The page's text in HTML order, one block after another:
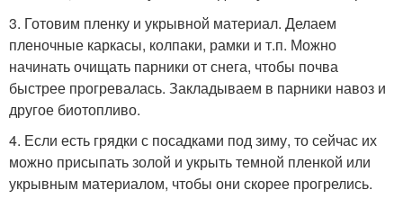
3. Готовим пленку и укрывной материал. Делаем
пленочные каркасы, колпаки, рамки и т.п. Можно
начинать очищать парники от снега, чтобы почва
быстрее прогревалась. Закладываем в парники навоз и
другое биотопливо.
4. Если есть грядки с посадками под зиму, то сейчас их
можно присыпать золой и укрыть темной пленкой или
укрывным материалом, чтобы они скорее прогрелись.